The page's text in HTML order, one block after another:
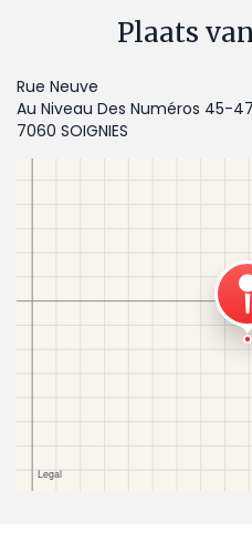
Plaats
Rue Neuve
Au Niveau Des Numéros 45-47
7060 SOIGNIES